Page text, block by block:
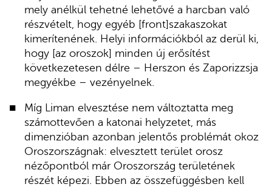
mely anélkül tehetné lehetővé a harcban való
részvételt, hogy egyéb [front]szakaszokat
kimerítenének. Helyi információkból az derül ki,
hogy [az oroszok] minden új erősítést
következetesen délre – Herszon és Zaporizzsja
megyékbe – vezényelnek.
Míg Liman elvesztése nem változtatta meg
számottevően a katonai helyzetet, más
dimenzióban azonban jelentős problémát okoz
Oroszországnak: elvesztett terület orosz
nézőpontból már Oroszország területének
részét képezi. Ebben az összefüggésben kell